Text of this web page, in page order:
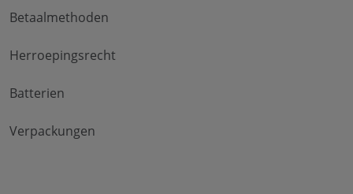
Betaalmethoden
Herroepingsrecht
Batterien
Verpackungen